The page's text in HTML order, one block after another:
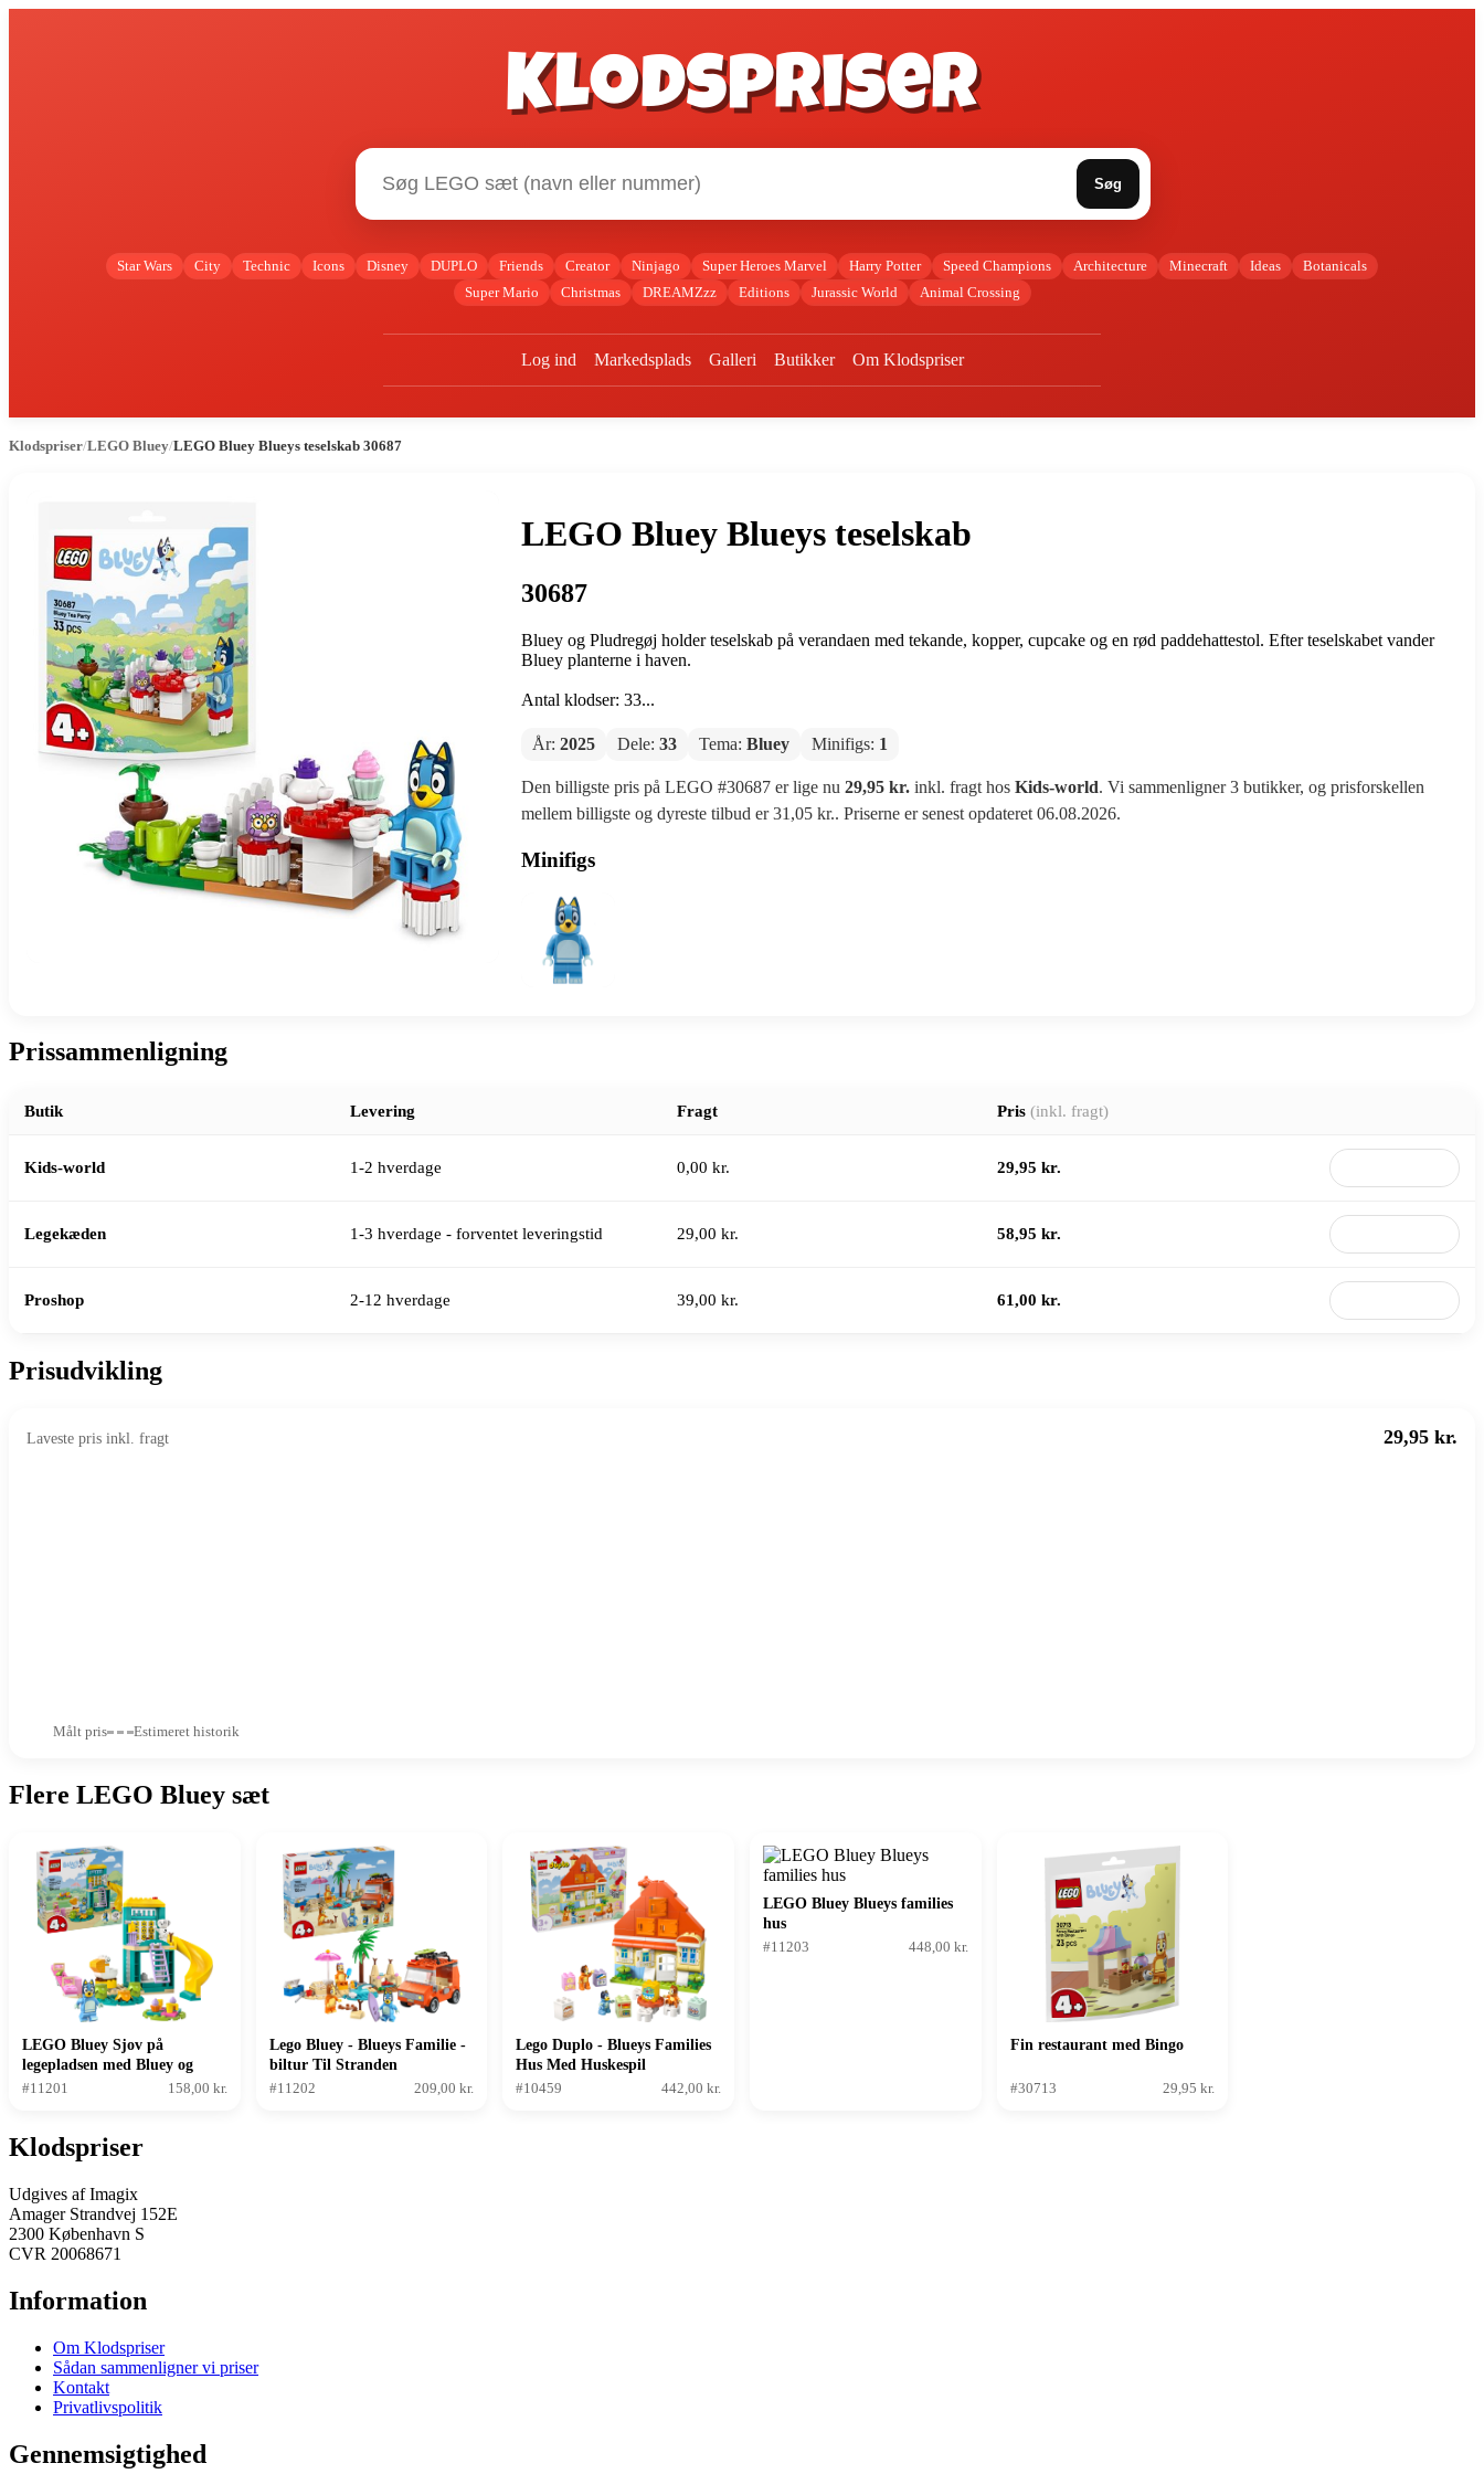
Klodspriser
Søg
Star Wars City Technic Icons Disney DUPLO Friends Creator Ninjago Super Heroes Marvel Harry Potter Speed Champions Architecture Minecraft Ideas
Botanicals
Super Mario
Christmas DREAMZzz Editions Jurassic World Animal Crossing
Log ind Markedsplads Galleri Butikker Om Klodspriser
Klodspriser/LEGO Bluey/LEGO Bluey Blueys teselskab 30687
LEGO Bluey Blueys teselskab
30687
Bluey og Pludregøj holder teselskab på verandaen med tekande, kopper, cupcake og en rød paddehattestol. Efter teselskabet vander
Bluey planterne i haven.
Antal klodser: 33...
År: 2025 Dele: 33 Tema: Bluey Minifigs: 1
Den billigste pris på LEGO #30687 er lige nu 29,95 kr.inkl. fragt hos Kids-world. Vi sammenligner 3 butikker, og prisforskellen
mellem billigste og dyreste tilbud er 31,05 kr.. Priserne er senest opdateret 06.08.2026.
Minifigs
Prissammenligning
Butik Levering Fragt Pris (inkl. fragt)
Kids-world 1-2 hverdage 0,00 kr. 29,95 kr.
Legekæden 1-3 hverdage - forventet leveringstid 29,00 kr. 58,95 kr.
Proshop 2-12 hverdage 39,00 kr. 61,00 kr.
Prisudvikling
Laveste pris inkl. fragt 29,95 kr.
Målt pris Estimeret historik
Flere LEGO Bluey sæt
LEGO Bluey Sjov på
legepladsen med Bluey og
Chloe
#11201 158,00 kr.
Lego Bluey - Blueys Familie -
biltur Til Stranden
#11202
209,00 kr.
Lego Duplo - Blueys Families
Hus Med Huskespil
#10459
442,00 kr.
LEGO Bluey Blueys families
hus
#11203
448,00 kr.
Fin restaurant med Bingo
#30713 29,95 kr.
Klodspriser
Udgives af Imagix
Amager Strandvej 152E
2300 København S
CVR 20068671
Information
Om Klodspriser
Sådan sammenligner vi priser
Kontakt
Privatlivspolitik
Gennemsigtighed